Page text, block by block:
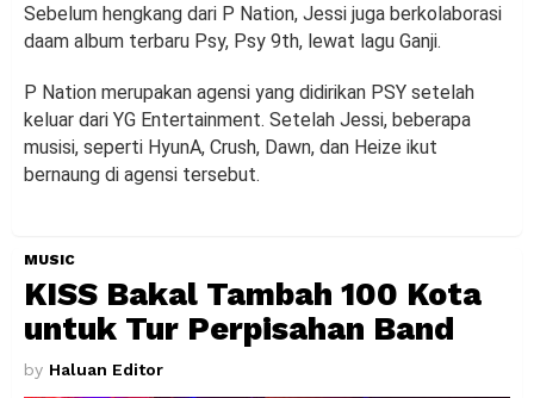
Sebelum hengkang dari P Nation, Jessi juga berkolaborasi
daam album terbaru Psy, Psy 9th, lewat lagu Ganji.
P Nation merupakan agensi yang didirikan PSY setelah
keluar dari YG Entertainment. Setelah Jessi, beberapa
musisi, seperti HyunA, Crush, Dawn, dan Heize ikut
bernaung di agensi tersebut.
MUSIC
KISS Bakal Tambah 100 Kota
untuk Tur Perpisahan Band
by Haluan Editor